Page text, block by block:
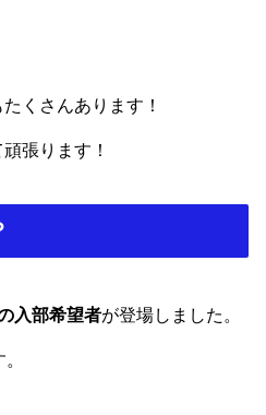
くさんあります！
張ります！
入部希望者が登場しました。